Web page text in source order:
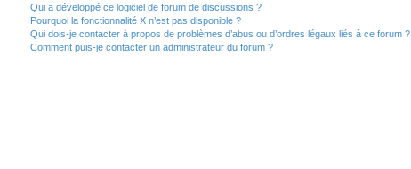
Qui a développé ce logiciel de forum de discussions ?
Pourquoi la fonctionnalité X n’est pas disponible ?
Qui dois-je contacter à propos de problèmes d’abus ou d’ordres légaux liés à ce forum ?
Comment puis-je contacter un administrateur du forum ?